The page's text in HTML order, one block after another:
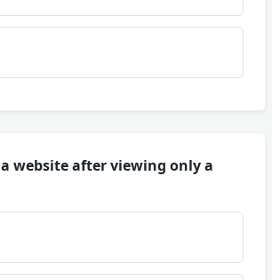
website after viewing only a